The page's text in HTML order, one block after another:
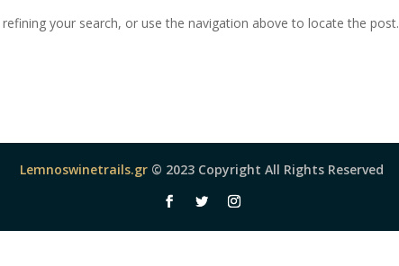
your search, or use the navigation above to locate the post.
Lemnoswinetrails.gr © 2023 Copyright All Rights Reserved